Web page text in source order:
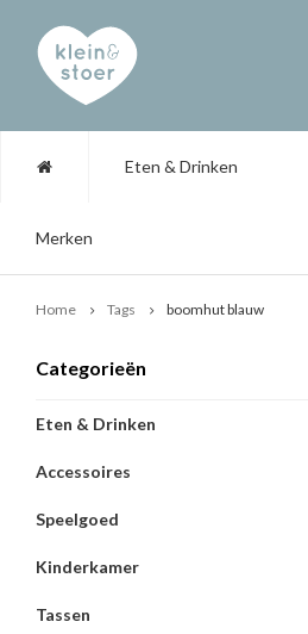
Eten & Drinken
Merken
Home Tags boomhut blauw
Categorieën
Eten & Drinken
Accessoires
Speelgoed
Kinderkamer
Tassen